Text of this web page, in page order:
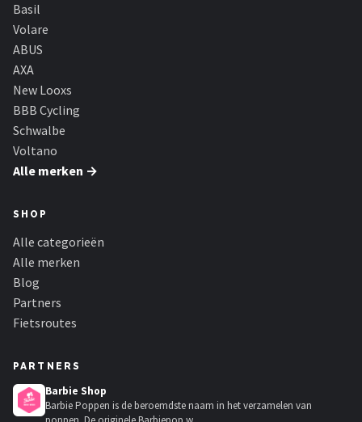
BBB Cycling
Schwalbe
Voltano
Shimano
Basil
Volare
ABUS
AXA
New Looxs
BBB Cycling
Schwalbe
Voltano
Alle merken →
SHOP
Alle categorieën
Alle merken
Blog
Partners
Fietsroutes
PARTNERS
Barbie Shop
Barbie Poppen is de beroemdste naam in het verzamelen van